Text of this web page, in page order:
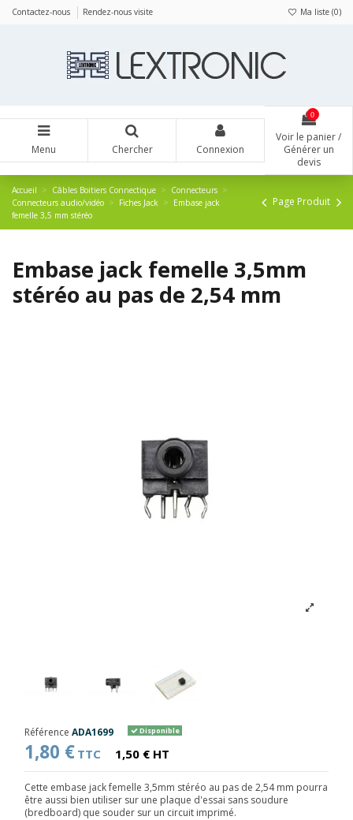
Contactez-nous Rendez-nous visite Ma liste (0)
Menu Chercher Connexion
0
Voir le panier /
Générer un
devis
Accueil Câbles Boitiers Connectique
Connecteurs
Connecteurs audio/vidéo
Fiches Jack
Embase jack
femelle 3,5 mm stéréo
Page Produit
Embase jack femelle 3,5mm
stéréo au pas de 2,54 mm
Référence ADA1699 Disponible
1,80 € TTC 1,50 € HT
Cette embase jack femelle 3,5mm stéréo au pas de 2,54 mm pourra
être aussi bien utiliser sur une plaque d'essai sans soudure
(bredboard) que souder sur un circuit imprimé.
Panneau de gestion des cookies